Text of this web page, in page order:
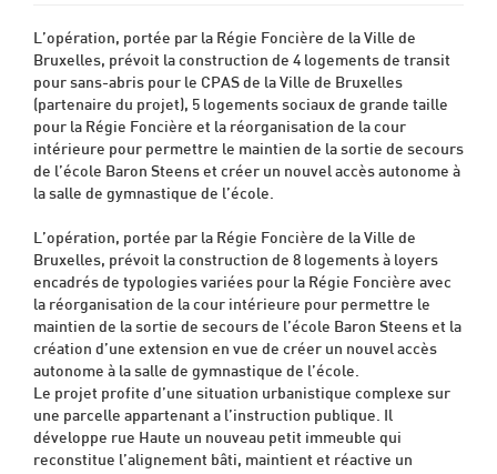
L’opération, portée par la Régie Foncière de la Ville de
Bruxelles, prévoit la construction de 4 logements de transit
pour sans-abris pour le CPAS de la Ville de Bruxelles
(partenaire du projet), 5 logements sociaux de grande taille
pour la Régie Foncière et la réorganisation de la cour
intérieure pour permettre le maintien de la sortie de secours
de l’école Baron Steens et créer un nouvel accès autonome à
la salle de gymnastique de l’école.
L’opération, portée par la Régie Foncière de la Ville de
Bruxelles, prévoit la construction de 8 logements à loyers
encadrés de typologies variées pour la Régie Foncière avec
la réorganisation de la cour intérieure pour permettre le
maintien de la sortie de secours de l’école Baron Steens et la
création d’une extension en vue de créer un nouvel accès
autonome à la salle de gymnastique de l’école.
Le projet profite d’une situation urbanistique complexe sur
une parcelle appartenant a l’instruction publique. Il
développe rue Haute un nouveau petit immeuble qui
reconstitue l’alignement bâti, maintient et réactive un